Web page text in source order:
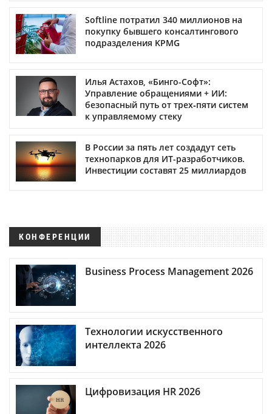
Softline потратил 340 миллионов на
покупку бывшего консалтингового
подразделения KPMG
Илья Астахов, «Бинго-Софт»:
Управление обращениями + ИИ:
безопасный путь от трех‑пяти систем
к управляемому стеку
В России за пять лет создадут сеть
технопарков для ИТ-разработчиков.
Инвестиции составят 25 миллиардов
КОНФЕРЕНЦИИ
Business Process Management 2026
Технологии искусственного
интеллекта 2026
Цифровизация HR 2026